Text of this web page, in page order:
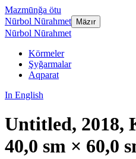
Mazmūnğa ötu
Nūrbol Nūrahmet
Mäzır
Nūrbol Nūrahmet
Körmeler
Şyğarmalar
Aqparat
In English
Untitled, 2018,
40,0 sm × 60,0